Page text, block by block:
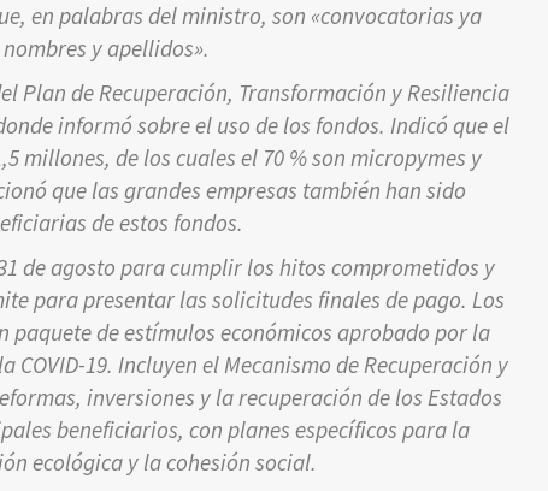
en palabras del ministro, son «convocatorias ya
y apellidos».
Plan de Recuperación, Transformación y Resiliencia
informó sobre el uso de los fondos. Indicó que el
millones, de los cuales el 70 % son micropymes y
que las grandes empresas también han sido
de estos fondos.
de agosto para cumplir los hitos comprometidos y
para presentar las solicitudes finales de pago. Los
paquete de estímulos económicos aprobado por la
19. Incluyen el Mecanismo de Recuperación y
inversiones y la recuperación de los Estados
beneficiarios, con planes específicos para la
ecológica y la cohesión social.